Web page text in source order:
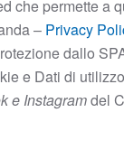
permette a
– Privacy
dallo
e Dati di
e Instagramdel